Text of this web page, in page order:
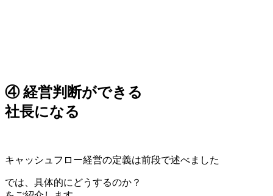
④ 経営判断ができる
社長になる
キャッシュフロー経営の定義は前段で述べました
では、具体的にどうするのか？